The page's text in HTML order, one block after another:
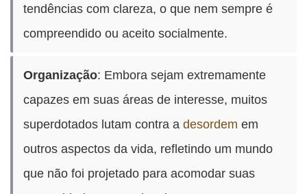
tendências com clareza, o que nem sempre é
compreendido ou aceito socialmente.
Organização: Embora sejam extremamente
capazes em suas áreas de interesse, muitos
superdotados lutam contra a desordem em
outros aspectos da vida, refletindo um mundo
que não foi projetado para acomodar suas